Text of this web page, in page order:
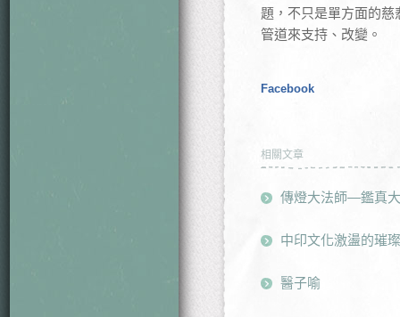
題，不只是單方面的
管道來支持、改變。
Facebook
相關文章
傳燈大法師—鑑真
中印文化激盪的璀
醫子喻